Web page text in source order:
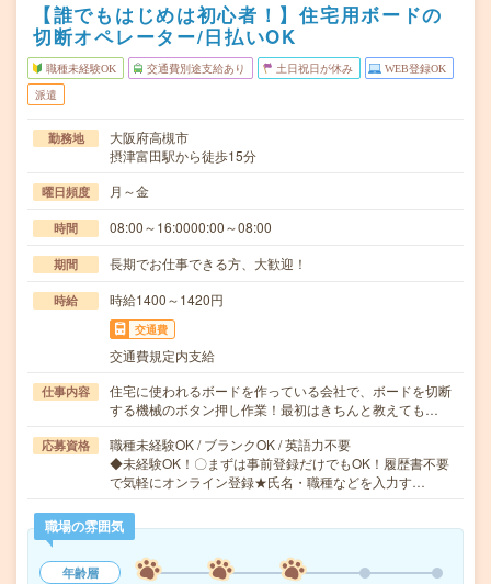
【誰でもはじめは初心者！】住宅用ボードの
切断オペレーター/日払いOK
職種未経験OK 交通費別途支給あり 土日祝日が休み WEB登録OK
派遣
勤務地
大阪府高槻市
摂津富田駅から徒歩15分
曜日頻度 月～金
時間 08:00～16:0000:00～08:00
期間 長期でお仕事できる方、大歓迎！
時給 時給1400～1420円
交通費
交通費規定内支給
仕事内容
住宅に使われるボードを作っている会社で、ボードを切断
する機械のボタン押し作業！最初はきちんと教えても…
応募資格
職種未経験OK / ブランクOK / 英語力不要
◆未経験OK！〇まずは事前登録だけでもOK！履歴書不要
で気軽にオンライン登録★氏名・職種などを入力す…
職場の雰囲気
年齢層